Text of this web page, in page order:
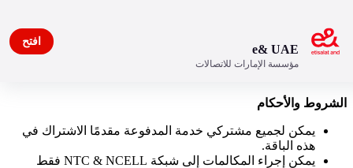
Weekly Nepal Pack
الشروط والأحكام
يمكن لجميع مشتركي خدمة المدفوعة مقدمًا الاشتراك في
هذه الباقة.
يمكن إجراء المكالمات إلى شبكة NTC & NCELL فقط
e& UAE
مؤسسة الإمارات للاتصالات
افتح